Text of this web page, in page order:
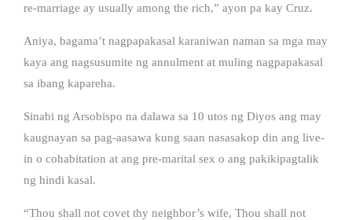
re-marriage ay usually among the rich,” ayon pa kay Cruz.
Aniya, bagama’t nagpapakasal karaniwan naman sa mga may
kaya ang nagsusumite ng annulment at muling nagpapakasal
sa ibang kapareha.
Sinabi ng Arsobispo na dalawa sa 10 utos ng Diyos ang may
kaugnayan sa pag-aasawa kung saan nasasakop din ang live-
in o cohabitation at ang pre-marital sex o ang pakikipagtalik
ng hindi kasal.
“Thou shall not covet thy neighbor’s wife, Thou shall not